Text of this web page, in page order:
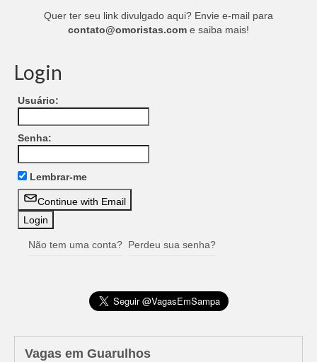
Quer ter seu link divulgado aqui? Envie e-mail para
contato@omoristas.com e saiba mais!
Login
Usuário:
Senha:
Lembrar-me
Continue with Email
Não tem uma conta? Perdeu sua senha?
Vagas em Guarulhos